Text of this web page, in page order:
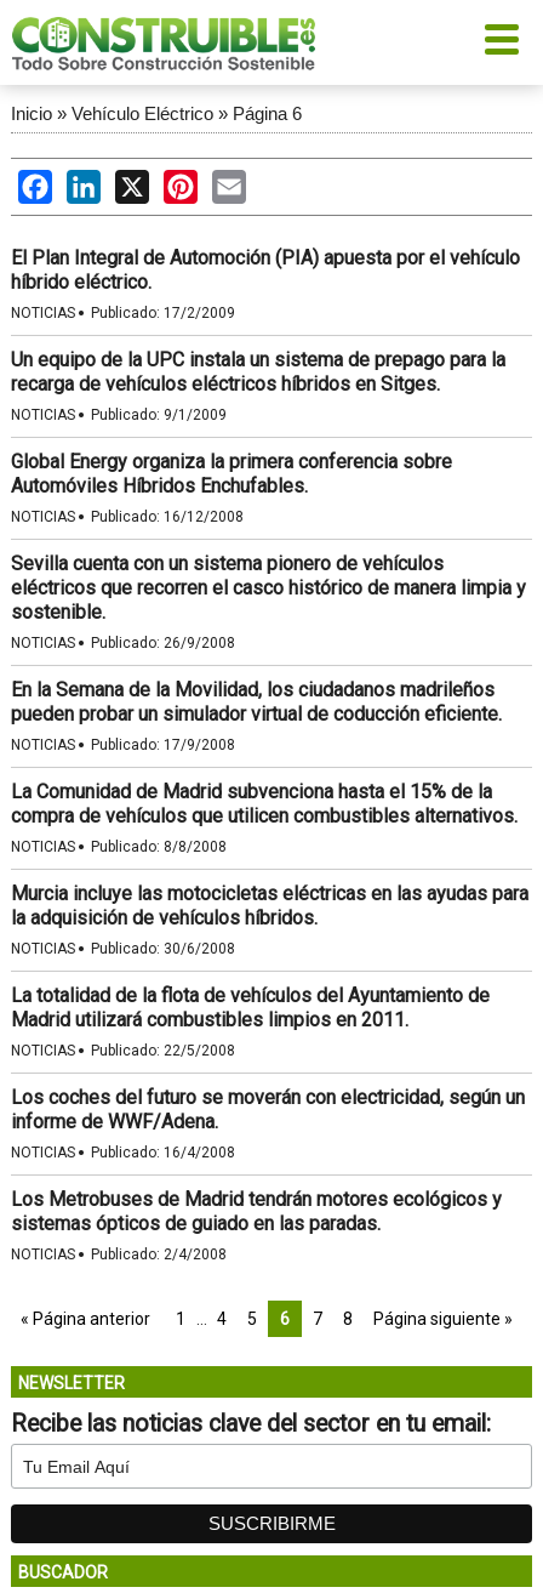
Inicio» Vehículo Eléctrico» Página 6
FacebookLinkedIn
X PinterestEmail
El Plan Integral de Automoción (PIA) apuesta por el vehículo
híbrido eléctrico.
NOTICIAS · Publicado: 17/2/2009
Un equipo de la UPC instala un sistema de prepago para la
recarga de vehículos eléctricos híbridos en Sitges.
NOTICIAS · Publicado: 9/1/2009
Global Energy organiza la primera conferencia sobre
Automóviles Híbridos Enchufables.
NOTICIAS · Publicado: 16/12/2008
Sevilla cuenta con un sistema pionero de vehículos
eléctricos que recorren el casco histórico de manera limpia y
sostenible.
NOTICIAS · Publicado: 26/9/2008
En la Semana de la Movilidad, los ciudadanos madrileños
pueden probar un simulador virtual de coducción eficiente.
NOTICIAS · Publicado: 17/9/2008
La Comunidad de Madrid subvenciona hasta el 15% de la
compra de vehículos que utilicen combustibles alternativos.
NOTICIAS · Publicado: 8/8/2008
Murcia incluye las motocicletas eléctricas en las ayudas para
la adquisición de vehículos híbridos.
NOTICIAS · Publicado: 30/6/2008
La totalidad de la flota de vehículos del Ayuntamiento de
Madrid utilizará combustibles limpios en 2011.
NOTICIAS · Publicado: 22/5/2008
Los coches del futuro se moverán con electricidad, según un
informe de WWF/Adena.
NOTICIAS · Publicado: 16/4/2008
Los Metrobuses de Madrid tendrán motores ecológicos y
sistemas ópticos de guiado en las paradas.
NOTICIAS · Publicado: 2/4/2008
« Página anterior 1 4 5 6 7 8 Página siguiente »
NEWSLETTER
Recibe las noticias clave del sector en tu email:
BUSCADOR